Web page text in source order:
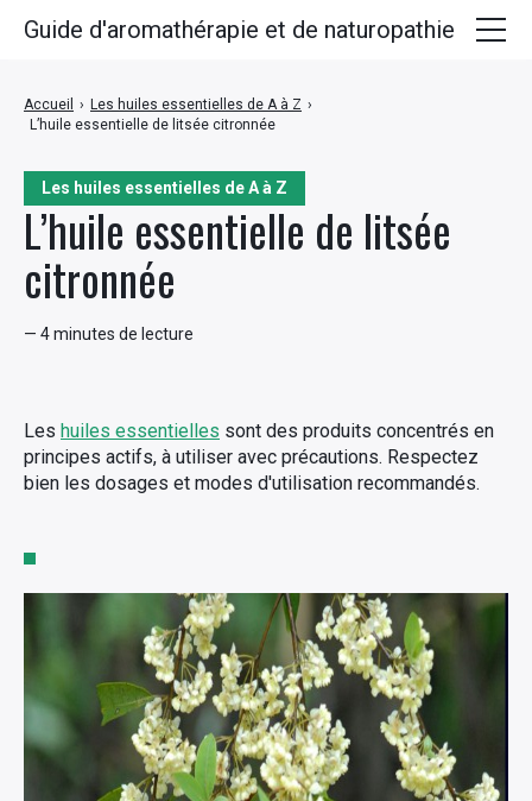
Les huiles essentielles de A à Z
L’huile essentielle de litsée
citronnée
— 4 minutes de lecture
Accueil › Les huiles essentielles de A à Z ›
L’huile essentielle de litsée citronnée
Les huiles essentielles sont des produits concentrés en
principes actifs, à utiliser avec précautions. Respectez
bien les dosages et modes d'utilisation recommandés.
Guide d'aromathérapie et de naturopathie
Plantes médicinales
Huiles végétales
Recettes